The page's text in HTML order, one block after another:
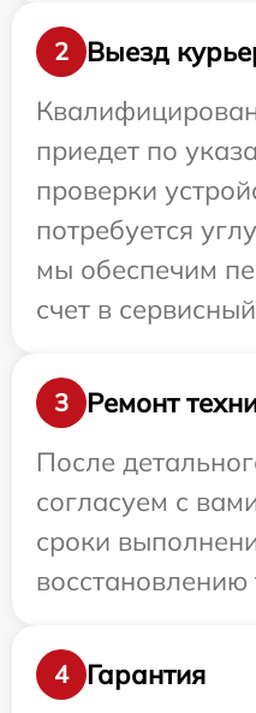
2
Выезд
приедет по
проверки
потребуется
мы обеспечим
счет в
3
Ремонт
После
согласуем с
сроки
восстановлению
4
Гарантия